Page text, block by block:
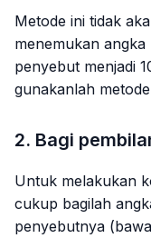
Metode ini tidak
menemukan
penyebut menjadi
gunakanlah
2. Bagi
Untuk melakukan
cukup bagilah
penyebutnya